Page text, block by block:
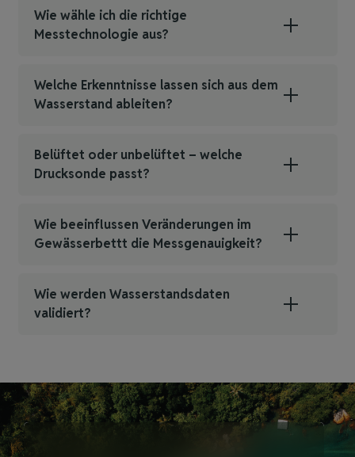
Wie wähle ich die richtige
Messtechnologie aus?
Welche Erkenntnisse lassen sich aus dem
Wasserstand ableiten?
Belüftet oder unbelüftet – welche
Drucksonde passt?
Wie beeinflussen Veränderungen im
Gewässerbettt die Messgenauigkeit?
Wie werden Wasserstandsdaten
validiert?